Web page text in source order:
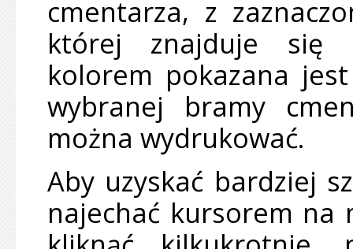
cmentarza, z
której znajduje się
kolorem pokazana
wybranej bramy
można wydrukować.
Aby uzyskać bardziej
najechać kursorem na